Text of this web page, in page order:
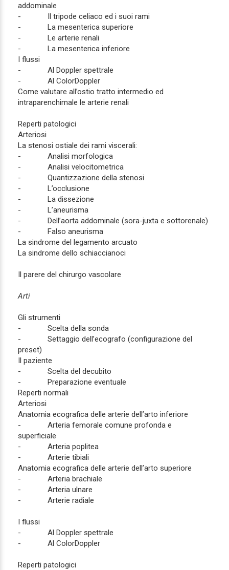
addominale
- Il tripode celiaco ed i suoi rami
- La mesenterica superiore
- Le arterie renali
- La mesenterica inferiore
I flussi
- Al Doppler spettrale
- Al ColorDoppler
Come valutare all’ostio tratto intermedio ed
intraparenchimale le arterie renali
Reperti patologici
Arteriosi
La stenosi ostiale dei rami viscerali:
- Analisi morfologica
- Analisi velocitometrica
- Quantizzazione della stenosi
- L’occlusione
- La dissezione
- L’aneurisma
- Dell’aorta addominale (sora-juxta e sottorenale)
- Falso aneurisma
La sindrome del legamento arcuato
La sindrome dello schiaccianoci
Il parere del chirurgo vascolare
Arti
Gli strumenti
- Scelta della sonda
- Settaggio dell’ecografo (configurazione del
preset)
Il paziente
- Scelta del decubito
- Preparazione eventuale
Reperti normali
Arteriosi
Anatomia ecografica delle arterie dell’arto inferiore
- Arteria femorale comune profonda e
superficiale
- Arteria poplitea
- Arterie tibiali
Anatomia ecografica delle arterie dell’arto superiore
- Arteria brachiale
- Arteria ulnare
- Arterie radiale
I flussi
- Al Doppler spettrale
- Al ColorDoppler
Reperti patologici